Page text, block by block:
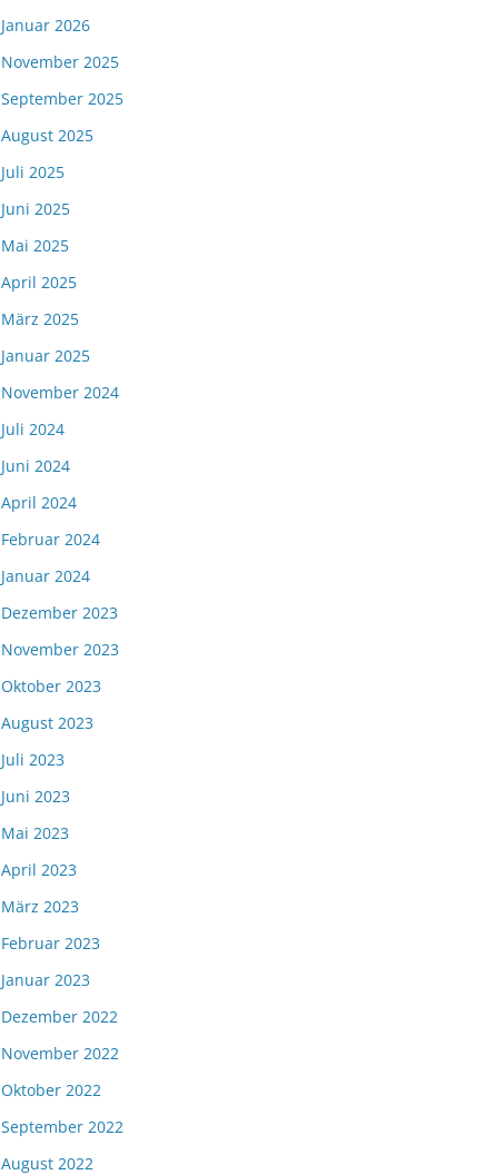
Januar 2026
November 2025
September 2025
August 2025
Juli 2025
Juni 2025
Mai 2025
April 2025
März 2025
Januar 2025
November 2024
Juli 2024
Juni 2024
April 2024
Februar 2024
Januar 2024
Dezember 2023
November 2023
Oktober 2023
August 2023
Juli 2023
Juni 2023
Mai 2023
April 2023
März 2023
Februar 2023
Januar 2023
Dezember 2022
November 2022
Oktober 2022
September 2022
August 2022